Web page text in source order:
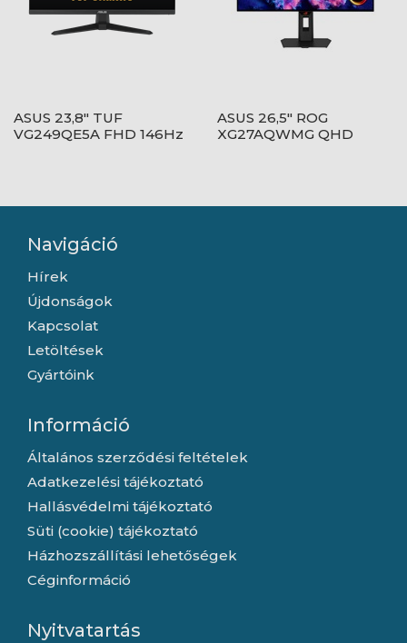
ASUS 23,8" TUF
VG249QE5A FHD 146Hz
ASUS 26,5" ROG
XG27AQWMG QHD
Navigáció
Hírek
Újdonságok
Kapcsolat
Letöltések
Gyártóink
Információ
Általános szerződési feltételek
Adatkezelési tájékoztató
Hallásvédelmi tájékoztató
Süti (cookie) tájékoztató
Házhozszállítási lehetőségek
Céginformáció
Nyitvatartás